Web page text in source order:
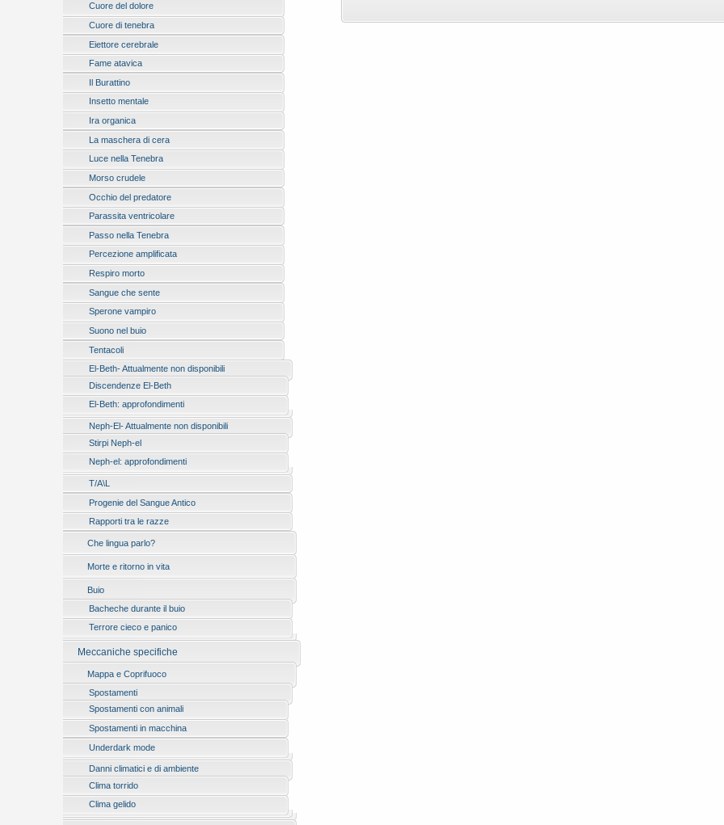
Cuore del dolore
Cuore di tenebra
Eiettore cerebrale
Fame atavica
Il Burattino
Insetto mentale
Ira organica
La maschera di cera
Luce nella Tenebra
Morso crudele
Occhio del predatore
Parassita ventricolare
Passo nella Tenebra
Percezione amplificata
Respiro morto
Sangue che sente
Sperone vampiro
Suono nel buio
Tentacoli
El-Beth- Attualmente non disponibili
Discendenze El-Beth
El-Beth: approfondimenti
Neph-El- Attualmente non disponibili
Stirpi Neph-el
Neph-el: approfondimenti
T/A\L
Progenie del Sangue Antico
Rapporti tra le razze
Che lingua parlo?
Morte e ritorno in vita
Buio
Bacheche durante il buio
Terrore cieco e panico
Meccaniche specifiche
Mappa e Coprifuoco
Spostamenti
Spostamenti con animali
Spostamenti in macchina
Underdark mode
Danni climatici e di ambiente
Clima torrido
Clima gelido